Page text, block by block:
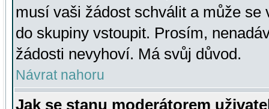
musí vaši žádost schválit a může se
do skupiny vstoupit. Prosím,
žádosti nevyhoví. Má svůj důvod.
Návrat nahoru
Jak se stanu moderátorem